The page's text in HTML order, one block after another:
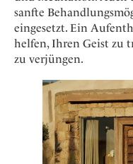
Schweiz
USA
sanfte
eingesetzt. Ein
helfen, Ihren Geist zu
zu verjüngen.